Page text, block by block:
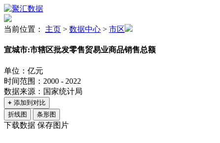
当前位置： 主页 > 数据中心 > 市区
宣城市:市辖区批发零售贸易业商品销售总额
单位：亿元
时间范围：2000 - 2022
数据来源：国家统计局
+ 添加到对比
折线图
条形图
下载数据 保存图片